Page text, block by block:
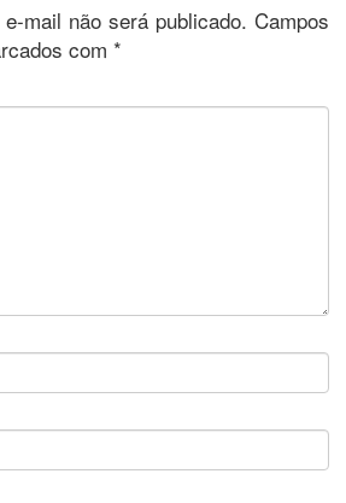
mail não será publicado. Campos
com *